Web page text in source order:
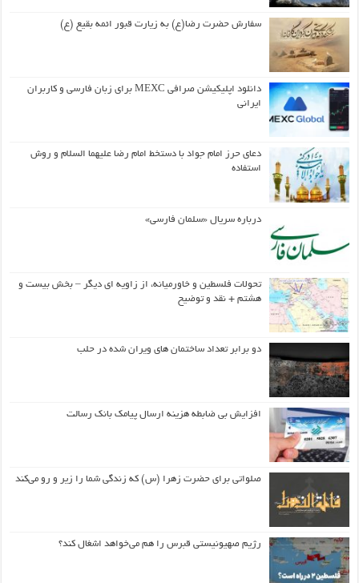
سفارش حضرت رضا(ع) به زیارت قبور ائمه بقیع (ع)
دانلود اپلیکیشن صرافی MEXC برای زبان فارسی و کاربران
ایرانی
دعای حرز امام جواد با دستخط امام رضا علیهما السلام و روش
استفاده
درباره سریال «سلمان فارسی»
تحولات فلسطین و خاورمیانه، از زاویه ای دیگر – بخش بیست و
هشتم + نقد و توضیح
دو برابر تعداد ساختمان های ویران شده در حلب
افزایش بی ضابطه هزینه ارسال پیامک بانک رسالت
صلواتی برای حضرت زهرا (س) که زندگی شما را زیر و رو می‌کند
رژیم صهیونیستی قبرس را هم می‌خواهد اشغال کند؟